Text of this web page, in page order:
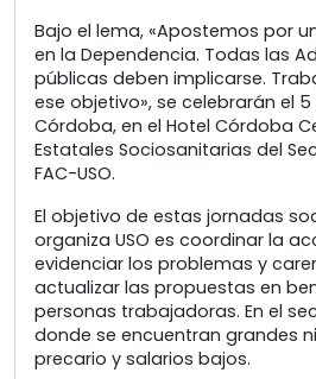
Bajo el lema, «Apostemos por
en la Dependencia. Todas las
públicas deben implicarse.
ese objetivo», se celebrarán el
Córdoba, en el Hotel Córdoba
Estatales Sociosanitarias del
FAC-USO.
El objetivo de estas jornadas
organiza USO es coordinar la
evidenciar los problemas y
actualizar las propuestas en
personas trabajadoras. En el
donde se encuentran grandes
precario y salarios bajos.